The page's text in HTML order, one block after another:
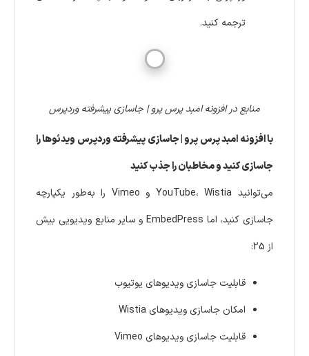
ترجمه کنید.
منابع در افزونه امبد پرس پرو | جاسازی پیشرفته وردپرس
با افزونه امبد پرس پرو | جاسازی پیشرفته وردپرس ویدئوها را
جاسازی کنید و مخاطبان را جذب کنید
می‌توانید YouTube، Wistia و Vimeo را به‌طور یکپارچه
جاسازی کنید، اما EmbedPress و سایر منابع ویدیویی بیش
از 25:
قابلیت جاسازی ویدیوهای یوتیوب
امکان جاسازی ویدیوهای Wistia
قابلیت جاسازی ویدیوهای Vimeo